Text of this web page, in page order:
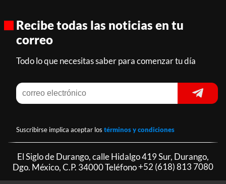
Recibe todas las noticias en tu
correo
Todo lo que necesitas saber para comenzar tu día
Suscribirse implica aceptar los términos y condiciones
El Siglo de Durango, calle Hidalgo 419 Sur, Durango,
Dgo. México, C.P. 34000 Teléfono+52 (618) 813 7080